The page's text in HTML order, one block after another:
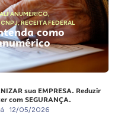
,
,RECEITA FEDERAL
como
sua EMPRESA. Reduzir
com SEGURANÇA.
12/05/2026